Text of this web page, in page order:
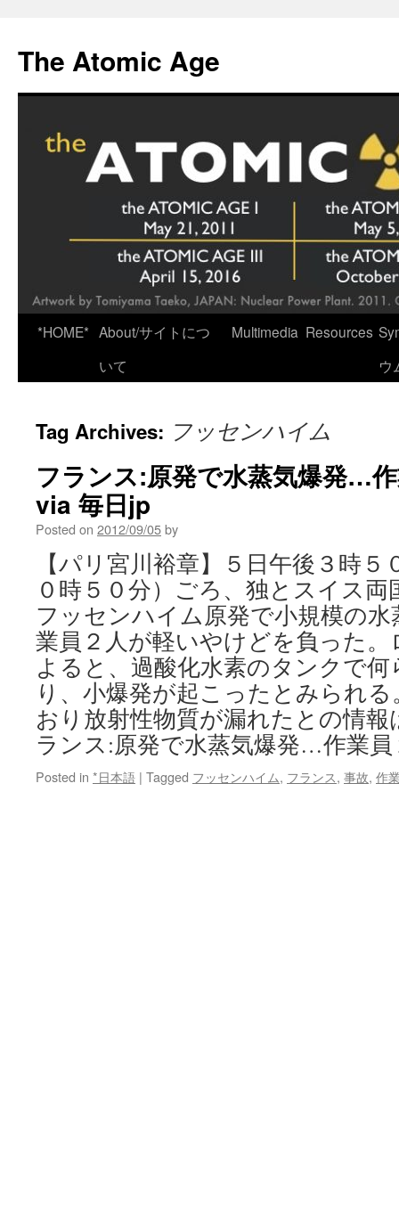
content
The Atomic Age
*HOME* About/サイトにつ
いて
Multimedia Resources
ウ
Tag Archives: フッセンハイム
フランス:原発で水蒸気爆発…
via 毎日jp
Posted on 2012/09/05by
【パリ宮川裕章】５日午後３時
０時５０分）ごろ、独とスイス
フッセンハイム原発で小規模の
業員２人が軽いやけどを負った
よると、過酸化水素のタンクで
り、小爆発が起こったとみられ
おり放射性物質が漏れたとの情
ランス:原発で水蒸気爆発…作業
Posted in *日本語 | Tagged フッセンハイム, フランス, 事故, 作